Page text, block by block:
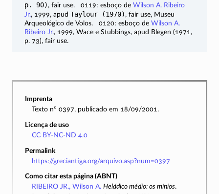
p. 90) , fair use. 0119: esboço de Wilson A. Ribeiro
Jr., 1999, apud Taylour (1970) , fair use, Museu
Arqueológico de Volos. 0120: esboço de Wilson A.
Ribeiro Jr., 1999, Wace e Stubbings, apud Blegen (1971,
p. 73), fair use.
Imprenta
Texto nº 0397, publicado em 18/09/2001.
Licença de uso
CC BY-NC-ND 4.0
Permalink
https://greciantiga.org/arquivo.asp?num=0397
Como citar esta página (ABNT)
RIBEIRO JR., Wilson A. Heládico médio: os mínios.